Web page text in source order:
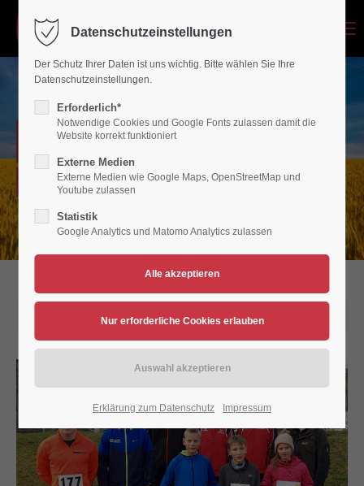
Login
Benutzername
Anmelden
Support
24h/ 365days
NEWSARCHIV
Verein für Bewegungsspiele 1936/45 Polch/Maifeld e.V.
23.01.2016 14:44
Datenschutzeinstellungen
Der Schutz Ihrer Daten ist uns wichtig. Bitte wählen Sie Ihre
Datenschutzeinstellungen.
Erforderlich*
Notwendige Cookies und Google Fonts zulassen damit die
Website korrekt funktioniert
Externe Medien
Externe Medien wie Google Maps, OpenStreetMap und
Youtube zulassen
Statistik
Google Analytics und Matomo Analytics zulassen
Erklärung zum Datenschutz Impressum